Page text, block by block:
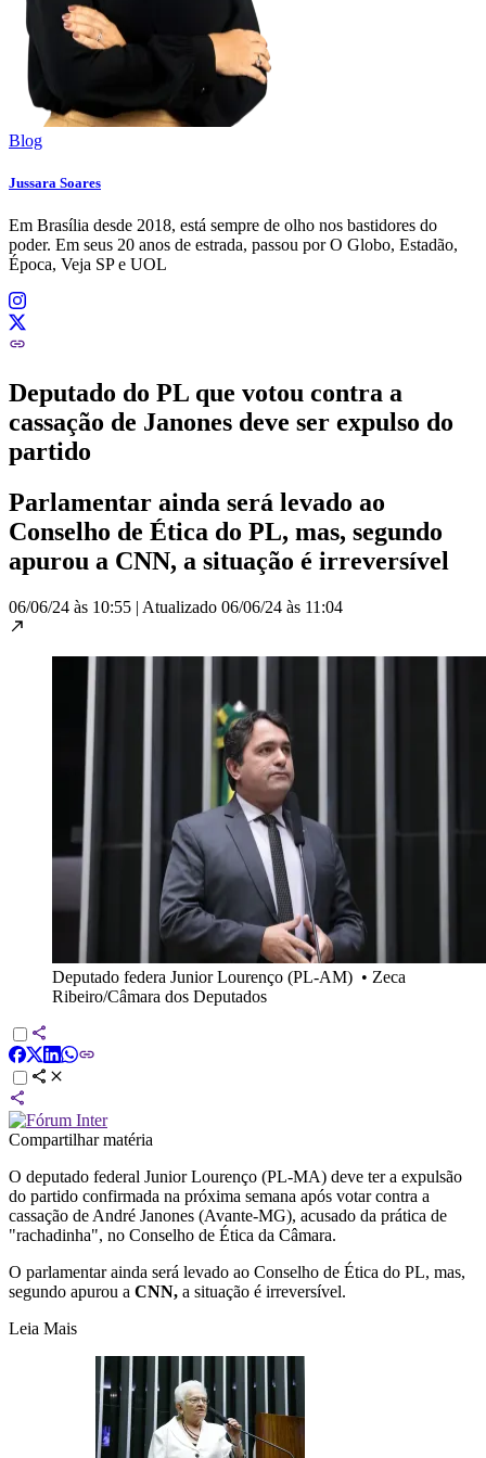
Blog
Jussara Soares
Em Brasília desde 2018, está sempre de olho nos bastidores do
poder. Em seus 20 anos de estrada, passou por O Globo, Estadão,
Época, Veja SP e UOL
Deputado do PL que votou contra a
cassação de Janones deve ser expulso do
partido
Parlamentar ainda será levado ao
Conselho de Ética do PL, mas, segundo
apurou a CNN, a situação é irreversível
06/06/24 às 10:55 | Atualizado 06/06/24 às 11:04
Deputado federa Junior Lourenço (PL-AM) • Zeca
Ribeiro/Câmara dos Deputados
Compartilhar matéria
O deputado federal Junior Lourenço (PL-MA) deve ter a expulsão
do partido confirmada na próxima semana após votar contra a
cassação de André Janones (Avante-MG), acusado da prática de
"rachadinha", no Conselho de Ética da Câmara.
O parlamentar ainda será levado ao Conselho de Ética do PL, mas,
segundo apurou a CNN, a situação é irreversível.
Leia Mais